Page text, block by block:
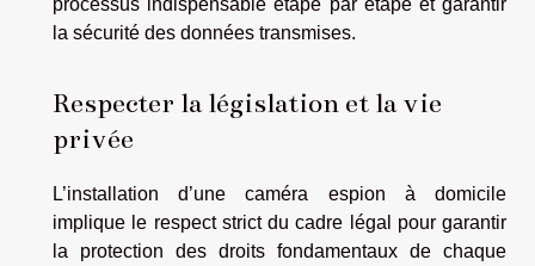
la sécurité des données transmises.
Respecter la législation et la vie
privée
L’installation d’une caméra espion à domicile
implique le respect strict du cadre légal pour garantir
la protection des droits fondamentaux de chaque